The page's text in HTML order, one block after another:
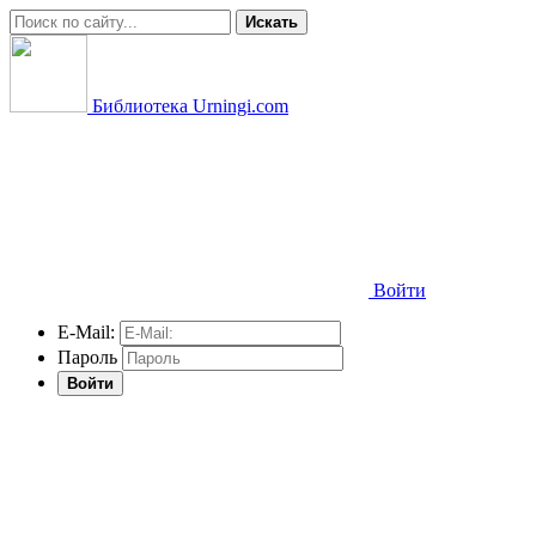
Искать
Библиотека Urningi.com
Войти
E-Mail:
Пароль
Войти